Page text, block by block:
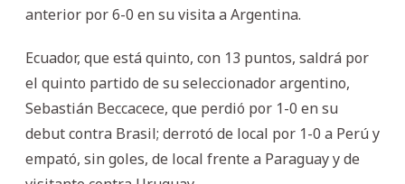
anterior por 6-0 en su visita a Argentina.
Ecuador, que está quinto, con 13 puntos, saldrá por
el quinto partido de su seleccionador argentino,
Sebastián Beccacece, que perdió por 1-0 en su
debut contra Brasil; derrotó de local por 1-0 a Perú y
empató, sin goles, de local frente a Paraguay y de